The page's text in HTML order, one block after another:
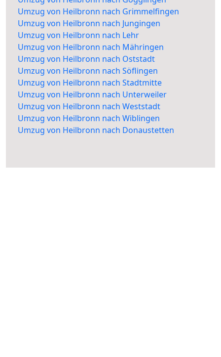
Umzug von Heilbronn nach Grimmelfingen
Umzug von Heilbronn nach Jungingen
Umzug von Heilbronn nach Lehr
Umzug von Heilbronn nach Mähringen
Umzug von Heilbronn nach Oststadt
Umzug von Heilbronn nach Söflingen
Umzug von Heilbronn nach Stadtmitte
Umzug von Heilbronn nach Unterweiler
Umzug von Heilbronn nach Weststadt
Umzug von Heilbronn nach Wiblingen
Umzug von Heilbronn nach Donaustetten